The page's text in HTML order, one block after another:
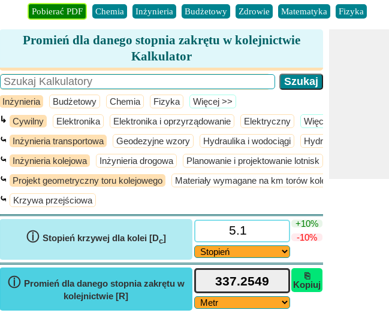
Pobierać PDF Chemia Inżynieria Budżetowy Zdrowie Matematyka Fizyka
Promień dla danego stopnia zakrętu w kolejnictwie
Kalkulator
Inżynieria Budżetowy Chemia Fizyka ​Więcej >>
↳ Cywilny Elektronika Elektronika i oprzyrządowanie Elektryczny ​Więcej >>
⤿ Inżynieria transportowa Geodezyjne wzory Hydraulika i wodociągi Hydrologia inżynierska
⤿ Inżynieria kolejowa Inżynieria drogowa Planowanie i projektowanie lotnisk
⤿ Projekt geometryczny toru kolejowego Materiały wymagane na km torów kolejowych
⤿ Krzywa przejściowa
ⓘ Stopień krzywej dla kolei [Dc]
+10%
-10%
ⓘ Promień dla danego stopnia zakrętu w
kolejnictwie [R]
⎘
Kopiuj